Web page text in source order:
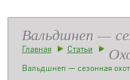
Вальдшнеп —
Главная Статьи
Вальдшнеп — сезонная